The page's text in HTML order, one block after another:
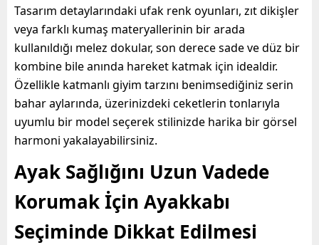
Tasarım detaylarındaki ufak renk oyunları, zıt dikişler
veya farklı kumaş materyallerinin bir arada
kullanıldığı melez dokular, son derece sade ve düz bir
kombine bile anında hareket katmak için idealdir.
Özellikle katmanlı giyim tarzını benimsediğiniz serin
bahar aylarında, üzerinizdeki ceketlerin tonlarıyla
uyumlu bir model seçerek stilinizde harika bir görsel
harmoni yakalayabilirsiniz.
Ayak Sağlığını Uzun Vadede
Korumak İçin Ayakkabı
Seçiminde Dikkat Edilmesi